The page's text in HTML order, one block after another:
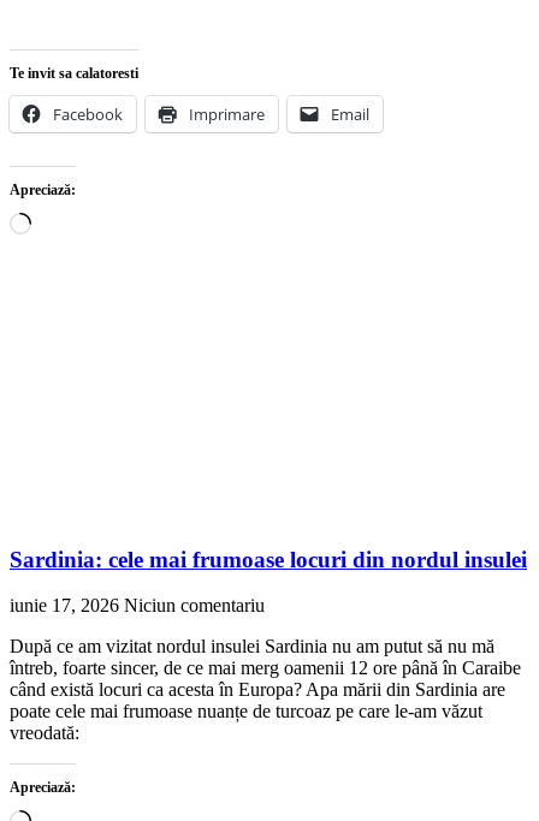
Te invit sa calatoresti
Facebook Imprimare Email
Apreciază:
Încarc...
Sardinia: cele mai frumoase locuri din nordul insulei
iunie 17, 2026 Niciun comentariu
După ce am vizitat nordul insulei Sardinia nu am putut să nu mă
întreb, foarte sincer, de ce mai merg oamenii 12 ore până în Caraibe
când există locuri ca acesta în Europa? Apa mării din Sardinia are
poate cele mai frumoase nuanțe de turcoaz pe care le-am văzut
vreodată:
Apreciază: